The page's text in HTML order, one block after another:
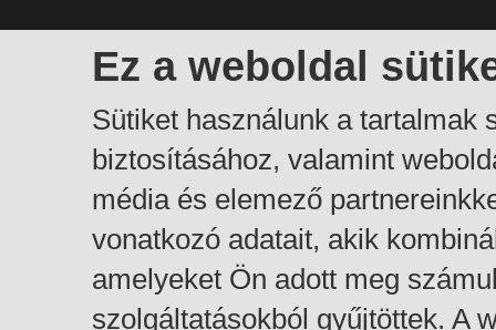
Ez a weboldal
Sütiket használunk a tartalmak
biztosításához, valamint
média és elemező
vonatkozó adatait, akik
amelyeket Ön adott meg
szolgáltatásokból gyűjtöttek. A